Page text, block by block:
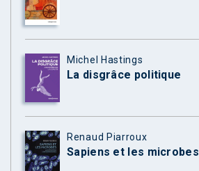
Michel Hastings
La disgrâce politique
Renaud Piarroux
Sapiens et les microbes